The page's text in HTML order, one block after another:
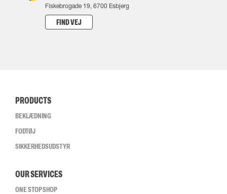
Fiskebrogade 19, 6700 Esbjerg
FIND VEJ
PRODUCTS
BEKLÆDNING
FODTØJ
SIKKERHEDSUDSTYR
OUR SERVICES
ONE STOP SHOP